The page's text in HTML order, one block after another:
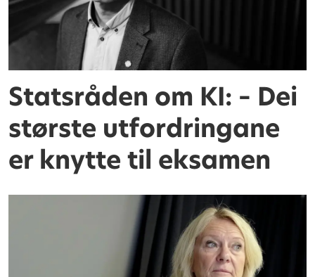
Statsråden om KI: – Dei
største utfordringane
er knytte til eksamen